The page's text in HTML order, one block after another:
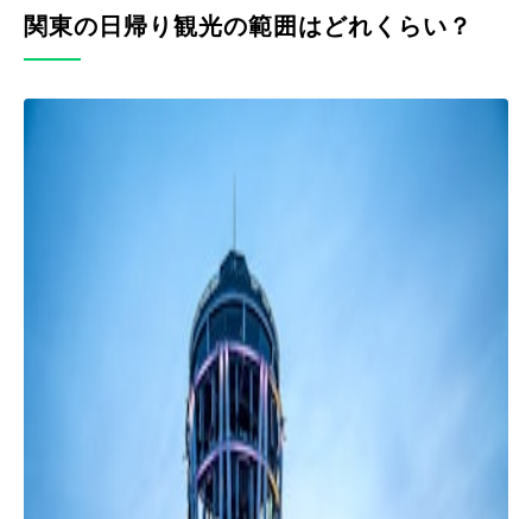
関東の日帰り観光の範囲はどれくらい？